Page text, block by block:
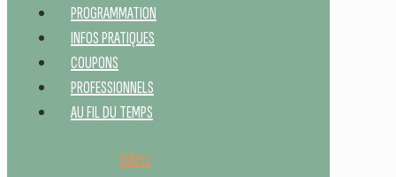
PROGRAMMATION
INFOS PRATIQUES
COUPONS
PROFESSIONNELS
AU FIL DU TEMPS
Billets